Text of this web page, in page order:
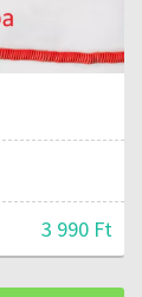
3 990 Ft